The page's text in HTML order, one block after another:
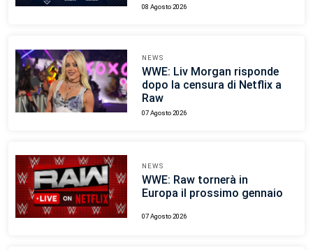
08 Agosto 2026
NEWS
WWE: Liv Morgan risponde
dopo la censura di Netflix a
Raw
07 Agosto 2026
NEWS
WWE: Raw tornerà in
Europa il prossimo gennaio
07 Agosto 2026